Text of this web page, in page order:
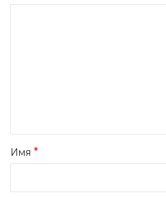
Имя *